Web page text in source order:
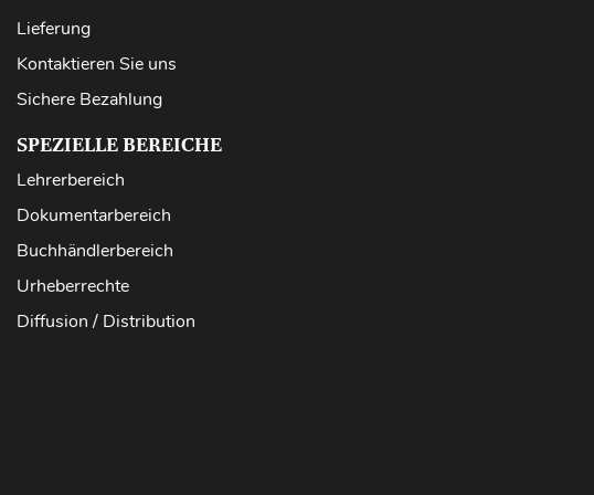
Lieferung
Kontaktieren Sie uns
Sichere Bezahlung
SPEZIELLE BEREICHE
Lehrerbereich
Dokumentarbereich
Buchhändlerbereich
Urheberrechte
Diffusion / Distribution